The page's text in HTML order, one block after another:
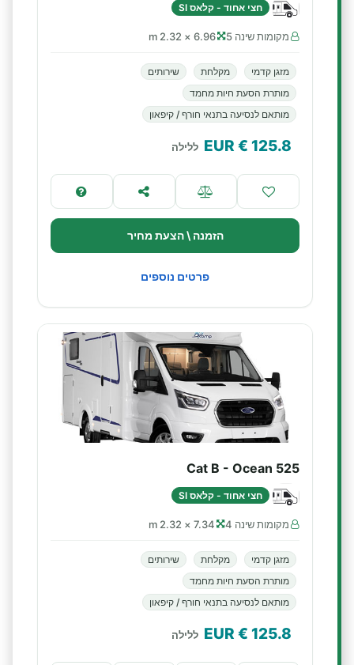
חצי אחוד - קלאס SI
מקומות שינה 5 6.96 × 2.32 m
מזגן קדמי מקלחת
שירותים
מותרת הסעת חיות מחמד
מותאם לנסיעה בתנאי חורף / קיפאון
125.8
€ EUR ללילה
הזמנה \ הצעת מחיר
פרטים נוספים
Cat B - Ocean 525
חצי אחוד - קלאס SI
מקומות שינה 4 7.34 × 2.32 m
מזגן קדמי מקלחת
שירותים
מותרת הסעת חיות מחמד
מותאם לנסיעה בתנאי חורף / קיפאון
125.8
€ EUR ללילה